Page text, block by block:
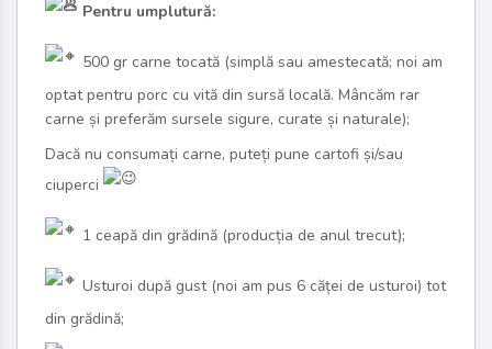
Pentru umplutură:
500 gr carne tocată (simplă sau amestecată; noi am
optat pentru porc cu vită din sursă locală. Mâncăm rar
carne și preferăm sursele sigure, curate și naturale);
Dacă nu consumați carne, puteți pune cartofi și/sau
ciuperci
️1 ceapă din grădină (producția de anul trecut);
Usturoi după gust (noi am pus 6 căței de usturoi) tot
din grădină;